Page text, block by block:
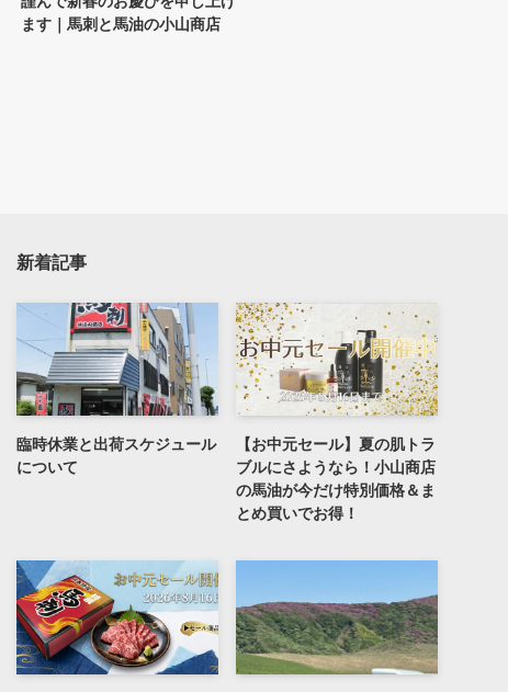
ます｜馬刺と馬油の小山商店
新着記事
臨時休業と出荷スケジュール
について
【お中元セール】夏の肌トラ
ブルにさようなら！小山商店
の馬油が今だけ特別価格＆ま
とめ買いでお得！